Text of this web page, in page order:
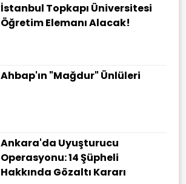
İstanbul Topkapı Üniversitesi
Öğretim Elemanı Alacak!
Ahbap'ın "Mağdur" Ünlüleri
Ankara'da Uyuşturucu
Operasyonu: 14 Şüpheli
Hakkında Gözaltı Kararı